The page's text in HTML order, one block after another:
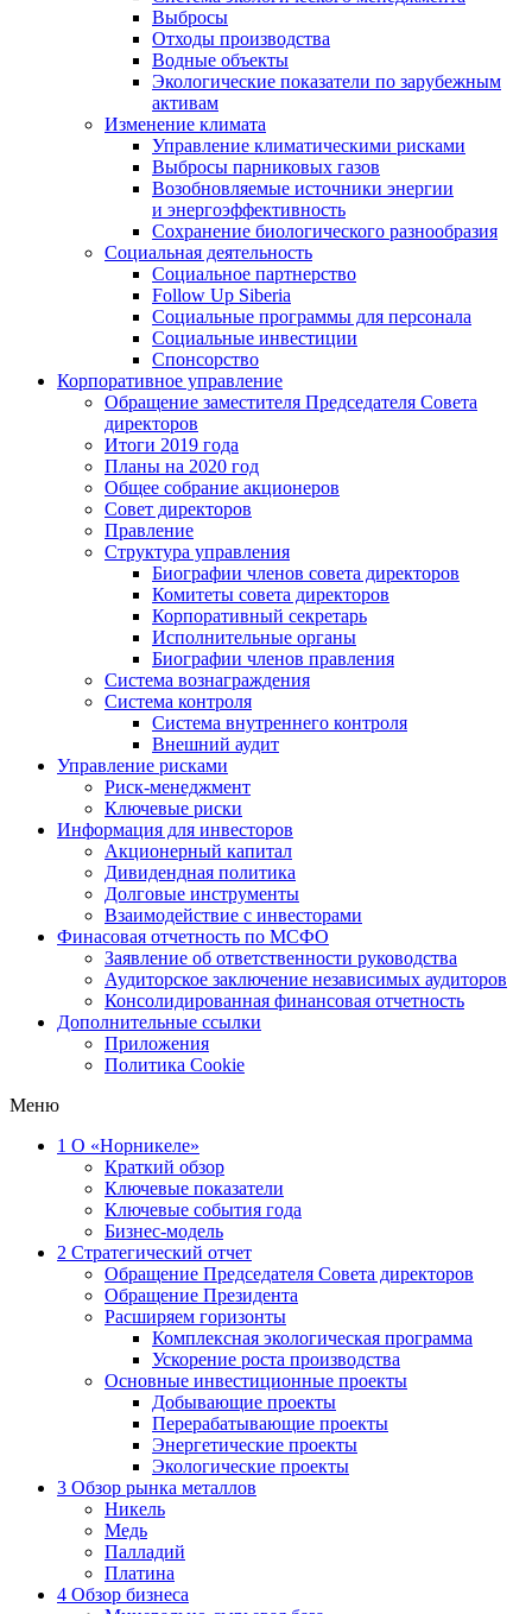
Выбросы
Отходы производства
Водные объекты
Экологические показатели по зарубежным
активам
Изменение климата
Управление климатическими рисками
Выбросы парниковых газов
Возобновляемые источники энергии
и энергоэффективность
Сохранение биологического разнообразия
Социальная деятельность
Социальное партнерство
Follow Up Siberia
Социальные программы для персонала
Социальные инвестиции
Спонсорство
Корпоративное управление
Обращение заместителя Председателя Совета
директоров
Итоги 2019 года
Планы на 2020 год
Общее собрание акционеров
Совет директоров
Правление
Структура управления
Биографии членов совета директоров
Комитеты совета директоров
Корпоративный секретарь
Исполнительные органы
Биографии членов правления
Система вознаграждения
Система контроля
Система внутреннего контроля
Внешний аудит
Управление рисками
Риск-менеджмент
Ключевые риски
Информация для инвесторов
Акционерный капитал
Дивидендная политика
Долговые инструменты
Взаимодействие с инвеcторами
Финасовая отчетность по МСФО
Заявление об ответственности руководства
Аудиторское заключение независимых аудиторов
Консолидированная финансовая отчетность
Дополнительные ссылки
Приложения
Политика Cookie
Меню
1 О «Норникеле»
Краткий обзор
Ключевые показатели
Ключевые события года
Бизнес-модель
2 Стратегический отчет
Обращение Председателя Совета директоров
Обращение Президента
Расширяем горизонты
Комплексная экологическая программа
Ускорение роста производства
Основные инвестиционные проекты
Добывающие проекты
Перерабатывающие проекты
Энергетические проекты
Экологические проекты
3 Обзор рынка металлов
Никель
Медь
Палладий
Платина
4 Обзор бизнеса